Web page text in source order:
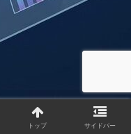
トップ サイドバー